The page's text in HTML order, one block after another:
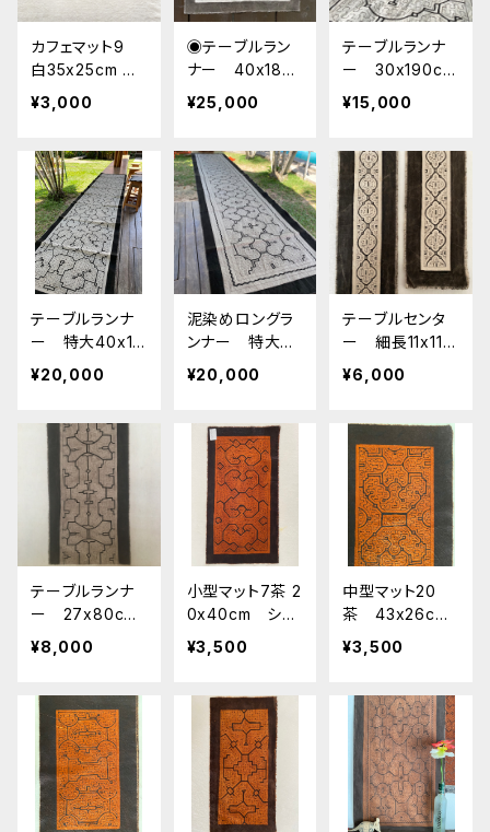
カフェマット9
白35x25cm シ
ピボ族の泥染
め shipibo m
芸 カフェマッ
ト プレイスマッ
ト
¥3,000
◉テーブルラン
ナー 40x186c
m ve2 シピボ族
の泥染め 南米
民族の工芸 天
然染め
¥25,000
テーブルランナ
ー 30x190cm
ve3 シピボ族の
泥染め 南米ア
族の工芸 天然
染め
¥15,000
テーブルランナ
ー 特大40x19
0cm シピボ族の
泥染め テーブ
ンテリアコーディ
ネート
¥20,000
泥染めロングラ
ンナー 特大40
x190cm シピボ
族の泥染め
¥20,000
テーブルセンタ
ー 細長11x117
cm シピボ族の
泥染め
¥6,000
テーブルランナ
ー 27x80cm
紫系グレー シ
ピボ族の泥染め
¥8,000
小型マット7茶 2
0x40cm シピ
ボ族の泥染め
プレイスマット
界の民芸 先住
民族の工芸布
¥3,500
中型マット20
茶 43x26cm
シピボ族の泥染
め プレイスマ
¥3,500